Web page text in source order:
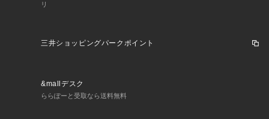
リ
三井ショッピングパークポイント
&mallデスク
ららぽーと受取なら送料無料